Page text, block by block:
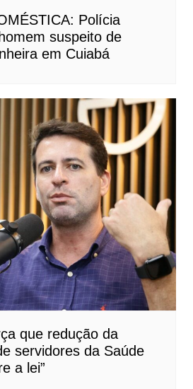
Polícia
suspeito de
em Cuiabá
que redução da
servidores da Saúde
a lei”